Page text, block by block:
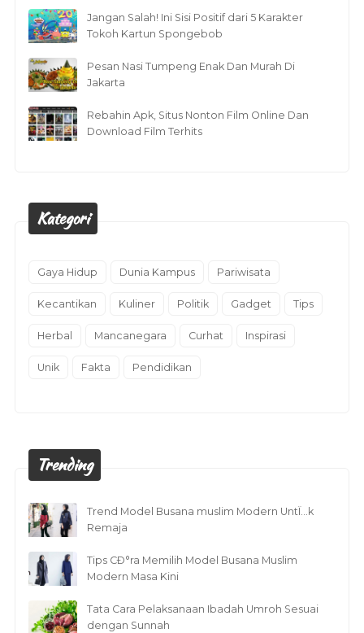
Jangan Salah! Ini Sisi Positif dari 5 Karakter
Tokoh Kartun Spongebob
Pesan Nasi Tumpeng Enak Dan Murah Di
Jakarta
Rebahin Apk, Situs Nonton Film Online Dan
Download Film Terhits
Kategori
Gaya Hidup Dunia Kampus Pariwisata
Kecantikan Kuliner Politik Gadget Tips
Herbal Mancanegara Curhat Inspirasi
Unik Fakta Pendidikan
Trending
Trend Model Busana muslim Modern UntÏ…k
Remaja
Tips CÐ°ra Memilih Model Busana Muslim
Modern Masa Kini
Tata Cara Pelaksanaan Ibadah Umroh Sesuai
dengan Sunnah